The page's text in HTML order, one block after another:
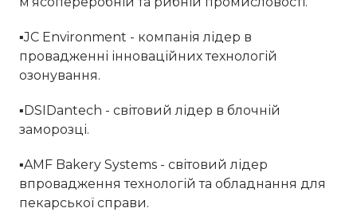
▪JC Environment - компанія лідер в
провадженні інноваційних технологій
озонування.
▪DSIDantech - світовий лідер в блочній
заморозці.
▪AMF Bakery Systems - світовий лідер
впровадження технологій та обладнання для
пекарської справи.